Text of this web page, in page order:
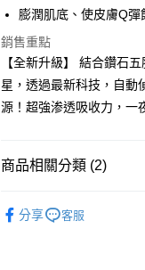
華南商業銀行
國泰世華商業銀行
臺灣中小企業銀行
匯豐（台灣）商業銀行
聯邦商業銀行
台新國際商業銀行
台灣樂天信用卡公司
合作金庫商業銀行
華南商業銀行
上海商業儲蓄銀行
國泰世華商業銀行
臺灣中小企業銀行
匯豐（台灣）商業銀行
玉山商業銀行
超商取貨付款
LINE Pay
Apple Pay
全盈+PAY
膨潤肌底、使皮膚Q彈
銷售重點
【全新升級】 結合鑽石
星，透過最新科技，自動
源！超強渗透吸收力，一
商品相關分類 (2)
分享 客服